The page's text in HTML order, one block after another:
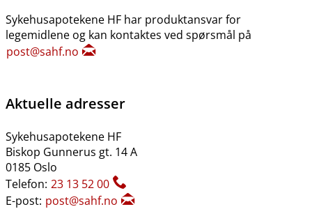
Sykehusapotekene HF har produktansvar for
legemidlene og kan kontaktes ved spørsmål på
post@sahf.no
Aktuelle adresser
Sykehusapotekene HF
Biskop Gunnerus gt. 14 A
0185 Oslo
Telefon: 23 13 52 00
E-post: post@sahf.no